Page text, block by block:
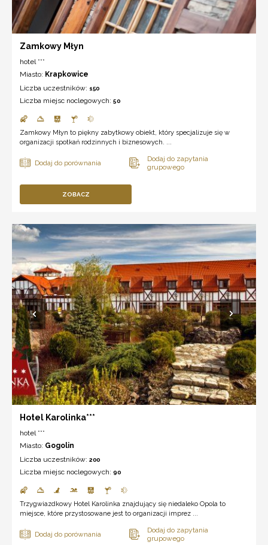
Zamkowy Młyn
hotel ***
Miasto: Krapkowice
Liczba uczestników: 150
Liczba miejsc noclegowych: 50
Zamkowy Młyn to piękny zabytkowy obiekt, który specjalizuje się w
organizacji spotkań rodzinnych i biznesowych. ...
ZOBACZ
Hotel Karolinka***
hotel ***
Miasto: Gogolin
Liczba uczestników: 200
Liczba miejsc noclegowych: 90
Trzygwiazdkowy Hotel Karolinka znajdujący się niedaleko Opola to
miejsce, które przystosowane jest to organizacji imprez ...